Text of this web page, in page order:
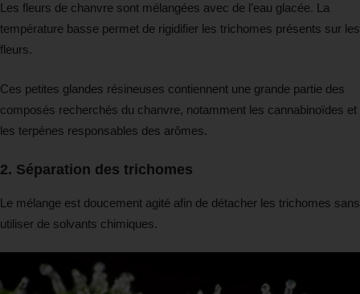
Les fleurs de chanvre sont mélangées avec de l’eau glacée. La
température basse permet de rigidifier les trichomes présents sur les
fleurs.
Ces petites glandes résineuses contiennent une grande partie des
composés recherchés du chanvre, notamment les cannabinoïdes et
les terpènes responsables des arômes.
2. Séparation des trichomes
Le mélange est doucement agité afin de détacher les trichomes sans
utiliser de solvants chimiques.